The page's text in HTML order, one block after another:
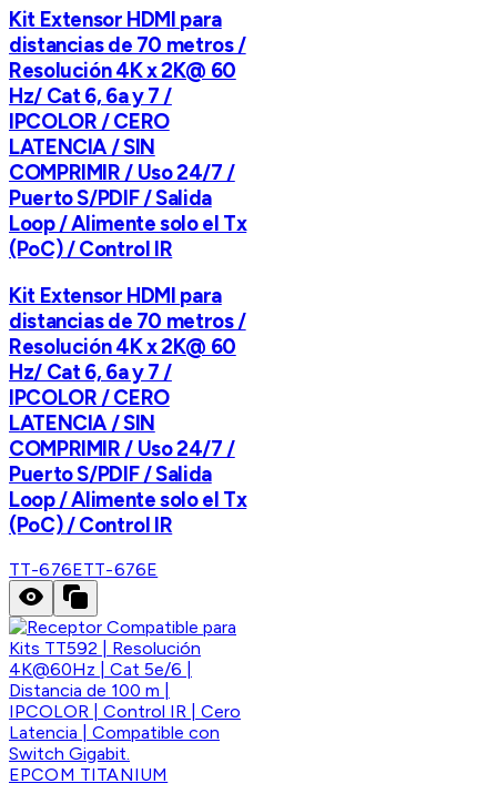
Kit Extensor HDMI para
distancias de 70 metros /
Resolución 4K x 2K@ 60
Hz/ Cat 6, 6a y 7 /
IPCOLOR / CERO
LATENCIA / SIN
COMPRIMIR / Uso 24/7 /
Puerto S/PDIF / Salida
Loop / Alimente solo el Tx
(PoC) / Control IR
Kit Extensor HDMI para
distancias de 70 metros /
Resolución 4K x 2K@ 60
Hz/ Cat 6, 6a y 7 /
IPCOLOR / CERO
LATENCIA / SIN
COMPRIMIR / Uso 24/7 /
Puerto S/PDIF / Salida
Loop / Alimente solo el Tx
(PoC) / Control IR
TT-676ETT-676E
EPCOM TITANIUM